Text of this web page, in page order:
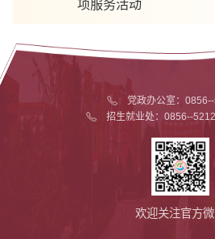
项服务活动
党政办公室：
招生就业处：0856--
欢迎关注官方